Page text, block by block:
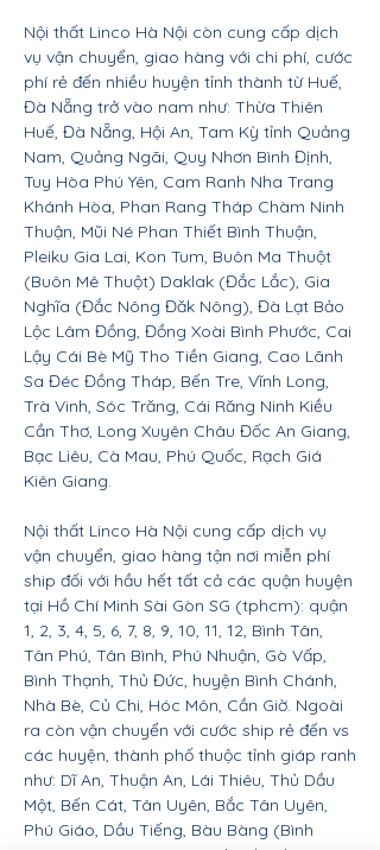
Nội thất Linco Hà Nội còn cung cấp dịch
vụ vận chuyển, giao hàng với chi phí, cước
phí rẻ đến nhiều huyện tỉnh thành từ Huế,
Đà Nẵng trở vào nam như: Thừa Thiên
Huế, Đà Nẵng, Hội An, Tam Kỳ tỉnh Quảng
Nam, Quảng Ngãi, Quy Nhơn Bình Định,
Tuy Hòa Phú Yên, Cam Ranh Nha Trang
Khánh Hòa, Phan Rang Tháp Chàm Ninh
Thuận, Mũi Né Phan Thiết Bình Thuận,
Pleiku Gia Lai, Kon Tum, Buôn Ma Thuột
(Buôn Mê Thuột) Daklak (Đắc Lắc), Gia
Nghĩa (Đắc Nông Đăk Nông), Đà Lạt Bảo
Lộc Lâm Đồng, Đồng Xoài Bình Phước, Cai
Lậy Cái Bè Mỹ Tho Tiền Giang, Cao Lãnh
Sa Đéc Đồng Tháp, Bến Tre, Vĩnh Long,
Trà Vinh, Sóc Trăng, Cái Răng Ninh Kiều
Cần Thơ, Long Xuyên Châu Đốc An Giang,
Bạc Liêu, Cà Mau, Phú Quốc, Rạch Giá
Kiên Giang.
Nội thất Linco Hà Nội cung cấp dịch vụ
vận chuyển, giao hàng tận nơi miễn phí
ship đối với hầu hết tất cả các quận huyện
tại Hồ Chí Minh Sài Gòn SG (tphcm): quận
1, 2, 3, 4, 5, 6, 7, 8, 9, 10, 11, 12, Bình Tân,
Tân Phú, Tân Bình, Phú Nhuận, Gò Vấp,
Bình Thạnh, Thủ Đức, huyện Bình Chánh,
Nhà Bè, Củ Chi, Hóc Môn, Cần Giờ. Ngoài
ra còn vận chuyển với cước ship rẻ đến vs
các huyện, thành phố thuộc tỉnh giáp ranh
như: Dĩ An, Thuận An, Lái Thiêu, Thủ Dầu
Một, Bến Cát, Tân Uyên, Bắc Tân Uyên,
Phú Giáo, Dầu Tiếng, Bàu Bàng (Bình